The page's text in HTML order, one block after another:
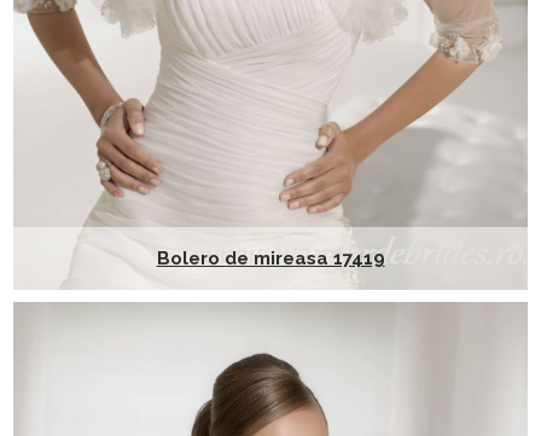
Bolero de mireasa 17419